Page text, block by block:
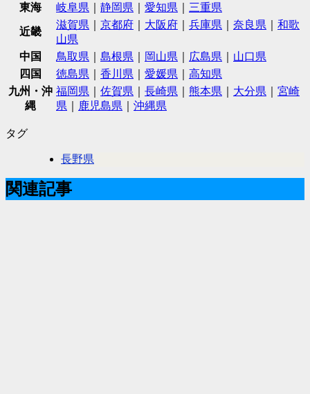
東海
岐阜県 静岡県 愛知県 三重県
近畿
滋賀県 京都府 大阪府 兵庫県 奈良県
和歌
山県
中国
鳥取県 島根県 岡山県 広島県
山口県
四国
徳島県 香川県 愛媛県
高知県
九州・沖
縄
福岡県 佐賀県 長崎県 熊本県 大分県
宮崎
県
鹿児島県 沖縄県
タグ
長野県
関連記事